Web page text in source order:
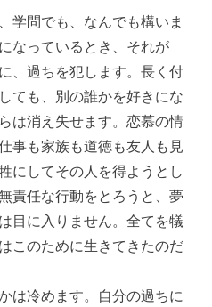
学問でも、なんでも構いま
なっているとき、それが
、過ちを犯します。長く付
ても、別の誰かを好きにな
は消え失せます。恋慕の情
事も家族も道徳も友人も見
にしてその人を得ようとし
責任な行動をとろうと、夢
目に入りません。全てを犠
このために生きてきたのだ
は冷めます。 自分の過ちに